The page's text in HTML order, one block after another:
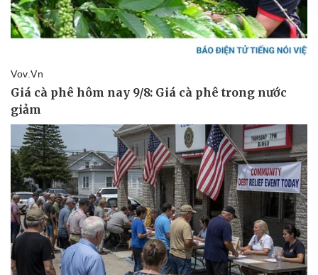
Tỷ giá
Chứng khoán
Giá cà phê